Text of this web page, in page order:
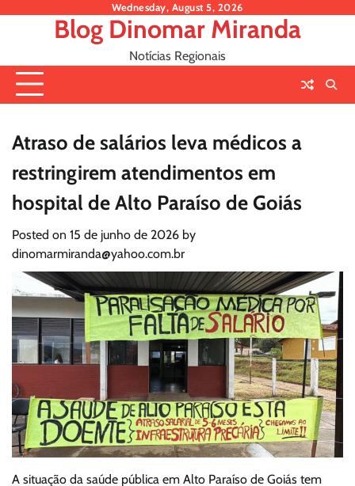
Wednesday, August 5, 2026
Blog Dinomar Miranda
Notícias Regionais
Atraso de salários leva médicos a
restringirem atendimentos em
hospital de Alto Paraíso de Goiás
Posted on 15 de junho de 2026 by
dinomarmiranda@yahoo.com.br
A situação da saúde pública em Alto Paraíso de Goiás tem